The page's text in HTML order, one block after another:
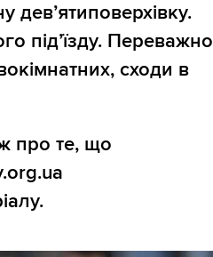
девʼятиповерхівку.
підʼїзду. Переважно
сходи в
про те, що